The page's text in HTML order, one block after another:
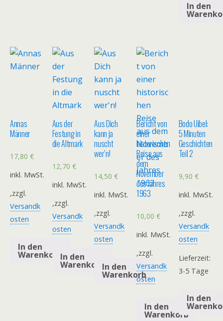
In den
Annas
Männer
17,80 €
inkl. MwSt.
,zzgl.
Versandk
osten
In den
Warenkorb
Aus der
Festung in
die Altmark
12,70 €
inkl. MwSt.
,zzgl.
Versandk
osten
In den
Warenkorb
Aus Dich
kann ja
nuscht
wer’n!
14,50€
inkl. MwSt.
,zzgl.
Versandk
osten
In den
Warenkorb
Bericht von
einer
historischen
Reise aus
dem
November
des Jahres
1963
10,00 €
inkl. MwSt.
,zzgl.
Versandk
osten
In den
Warenkorb
Bodo Uibel:
5 Minuten
Geschichten
Teil 2
9,90 €
inkl. MwSt.
,zzgl.
Versandk
osten
Lieferzeit:
3-5 Tage
In den